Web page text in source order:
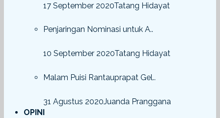
17 September 2020Tatang Hidayat
Penjaringan Nominasi untuk A..
10 September 2020Tatang Hidayat
Malam Puisi Rantauprapat Gel..
31 Agustus 2020Juanda Pranggana
OPINI